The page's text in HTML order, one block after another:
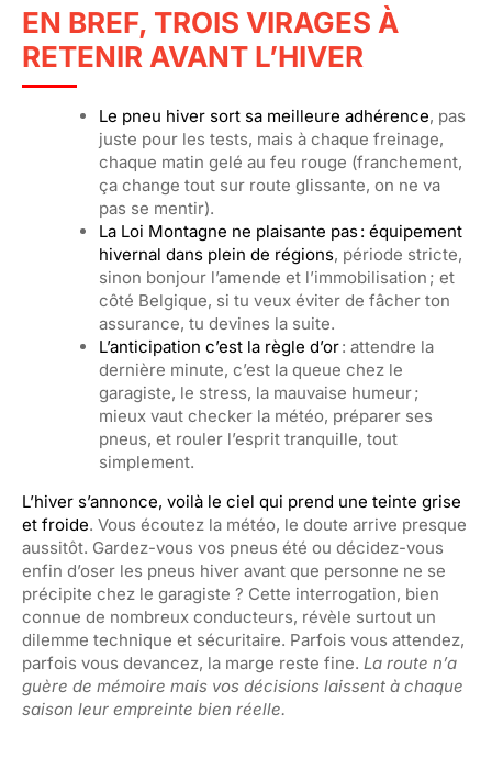
EN BREF, TROIS VIRAGES À
RETENIR AVANT L’HIVER
Le pneu hiver sort sa meilleure adhérence, pas
juste pour les tests, mais à chaque freinage,
chaque matin gelé au feu rouge (franchement,
ça change tout sur route glissante, on ne va
pas se mentir).
La Loi Montagne ne plaisante pas : équipement
hivernal dans plein de régions, période stricte,
sinon bonjour l’amende et l’immobilisation ; et
côté Belgique, si tu veux éviter de fâcher ton
assurance, tu devines la suite.
L’anticipation c’est la règle d’or: attendre la
dernière minute, c’est la queue chez le
garagiste, le stress, la mauvaise humeur ;
mieux vaut checker la météo, préparer ses
pneus, et rouler l’esprit tranquille, tout
simplement.
L’hiver s’annonce, voilà le ciel qui prend une teinte grise
et froide. Vous écoutez la météo, le doute arrive presque
aussitôt. Gardez-vous vos pneus été ou décidez-vous
enfin d’oser les pneus hiver avant que personne ne se
précipite chez le garagiste ? Cette interrogation, bien
connue de nombreux conducteurs, révèle surtout un
dilemme technique et sécuritaire. Parfois vous attendez,
parfois vous devancez, la marge reste fine. La route n’a
guère de mémoire mais vos décisions laissent à chaque
saison leur empreinte bien réelle.